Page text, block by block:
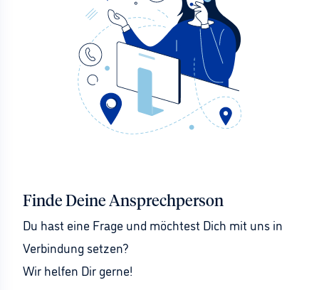
Finde Deine Ansprechperson
Du hast eine Frage und möchtest Dich mit uns in
Verbindung setzen?
Wir helfen Dir gerne!